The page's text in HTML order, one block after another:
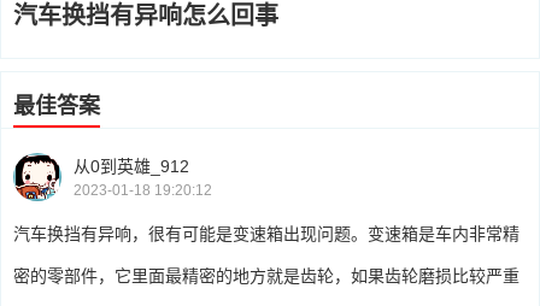
汽车换挡有异响怎么回事
最佳答案
从0到英雄_912
2023-01-18 19:20:12
汽车换挡有异响，很有可能是变速箱出现问题。变速箱是车内非常精
密的零部件，它里面最精密的地方就是齿轮，如果齿轮磨损比较严重